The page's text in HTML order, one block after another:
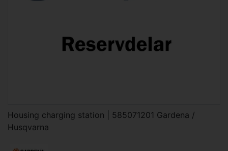
Housing charging station | 585071201 Gardena /
Husqvarna